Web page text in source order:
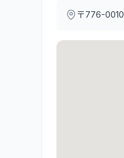
〒776-0010